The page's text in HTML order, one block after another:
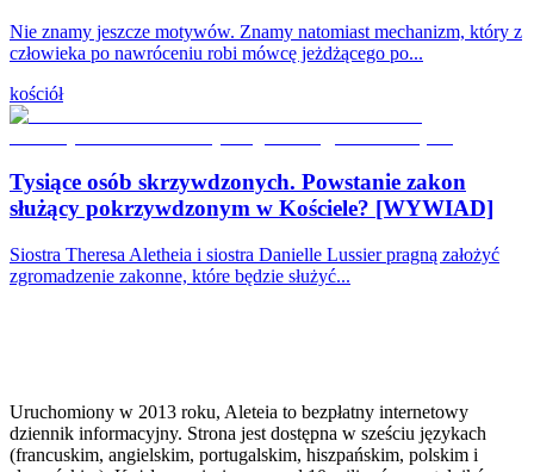
Nie znamy jeszcze motywów. Znamy natomiast mechanizm, który z
człowieka po nawróceniu robi mówcę jeżdżącego po...
kościół
Tysiące osób skrzywdzonych. Powstanie zakon
służący pokrzywdzonym w Kościele? [WYWIAD]
Siostra Theresa Aletheia i siostra Danielle Lussier pragną założyć
zgromadzenie zakonne, które będzie służyć...
Uruchomiony w 2013 roku, Aleteia to bezpłatny internetowy
dziennik informacyjny. Strona jest dostępna w sześciu językach
(francuskim, angielskim, portugalskim, hiszpańskim, polskim i